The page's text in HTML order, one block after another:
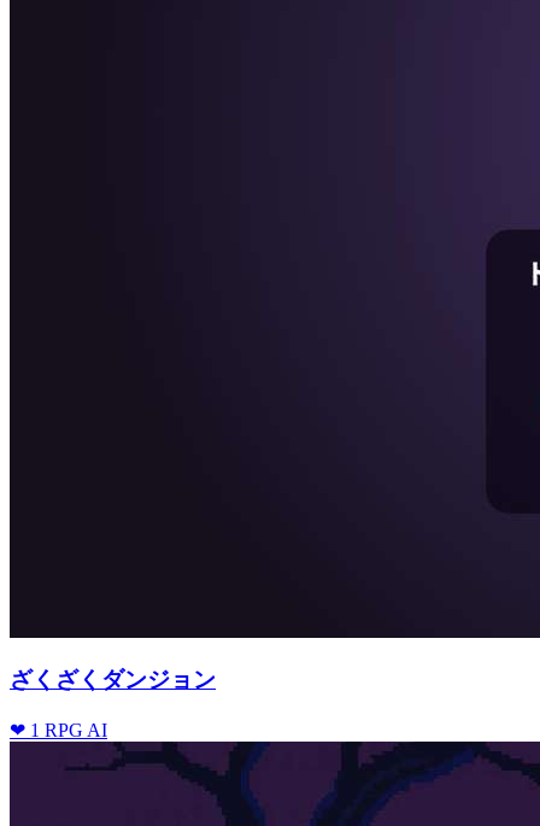
ざくざくダンジョン
❤ 1 RPG AI